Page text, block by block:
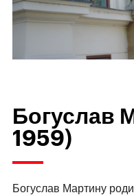
Богуслав
1959)
Богуслав Мартину